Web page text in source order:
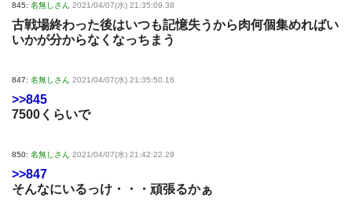
845: 名無しさん 2021/04/07(水) 21:35:09.38
古戦場終わった後はいつも記憶失うから肉何個集めればい
いかが分からなくなっちまう
847: 名無しさん 2021/04/07(水) 21:35:50.16
>>845
7500くらいで
850: 名無しさん 2021/04/07(水) 21:42:22.29
>>847
そんなにいるっけ・・・頑張るかぁ